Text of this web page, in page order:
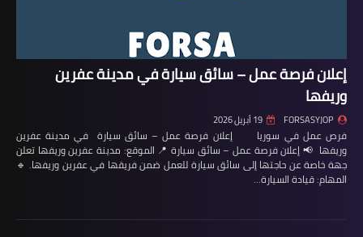
إعلان فرصة عمل – سائق سيارة في مدينة عفرين
وريفها
FORSASYJOP 19 أبريل 2026
فرص عمل في سوريا إعلان فرصة عمل – سائق سيارة في مدينة عفرين
وريفها 📢 إعلان فرصة عمل – سائق سيارة 📍 الموقع: مدينة عفرين وريفها تعلن
جهة خاصة عن حاجتها إلى سائق سيارة للعمل ضمن فريقها في عفرين وريفها. 🔹
المهام: قيادة السيارة…